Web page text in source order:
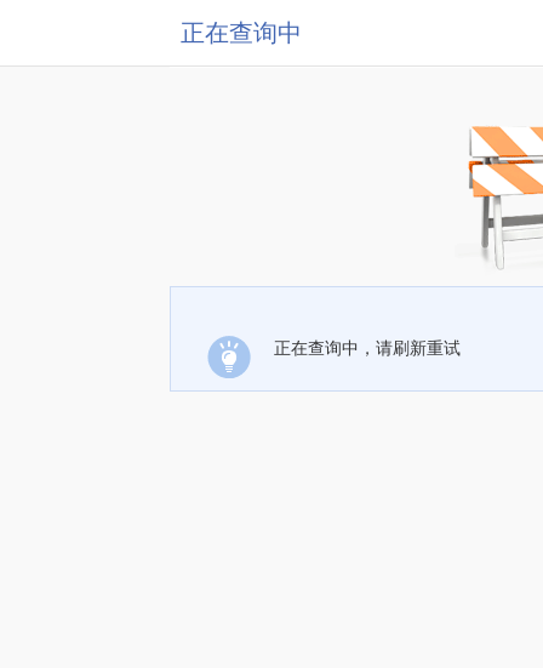
正在查询中
正在查询中，请刷新重试